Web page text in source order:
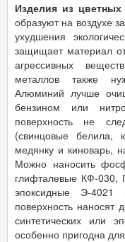
Изделия из цветных
образуют на воздухе
ухудшения
защищает материал
агрессивных
металлов также
Алюминий лучше
бензином или
поверхность не
(свинцовые белила,
медянку и киноварь,
Можно наносить
глифталевые КФ-
эпоксидные Э-
поверхность наносят
синтетических или
особенно пригодна